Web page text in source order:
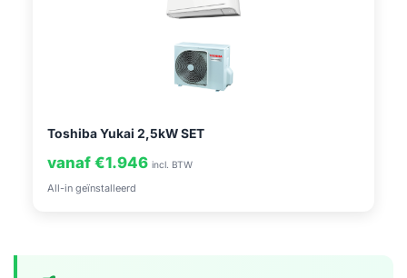
Toshiba Yukai 2,5kW SET
vanaf €1.946 incl. BTW
All-in geïnstalleerd